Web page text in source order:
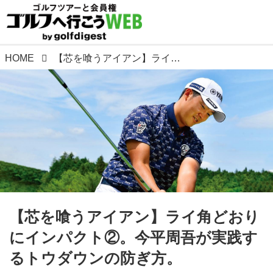
HOME 【芯を喰うアイアン】ライ角どおりにインパクト②。今平周吾が実践するトウダウンの防ぎ方。
【芯を喰うアイアン】ライ角どおり
にインパクト②。今平周吾が実践す
るトウダウンの防ぎ方。